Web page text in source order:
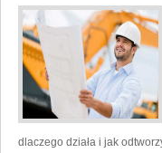
dlaczego działa i jak